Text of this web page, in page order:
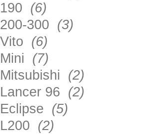
190 (6)
200-300 (3)
Vito (6)
Mini (7)
Mitsubishi (2)
Lancer 96 (2)
Eclipse (5)
L200 (2)